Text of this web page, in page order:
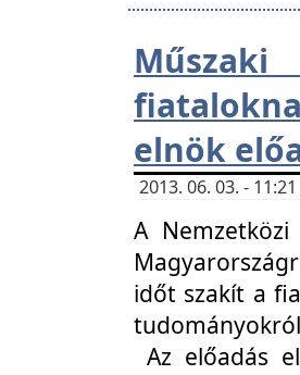
elnök
2013. 06. 03. -
A
időt szakít a
Az előadás